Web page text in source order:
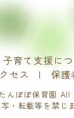
子育て支援に
セス 保護
ぽぽ保育園 All
・転載等を禁じ